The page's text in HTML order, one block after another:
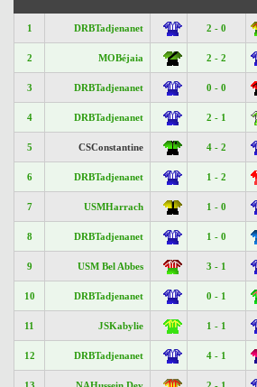
1 DRBTadjenanet 2 - 0
2 MOBéjaia 2 - 2
3 DRBTadjenanet 0 - 0
4 DRBTadjenanet 2 - 1
5 CSConstantine 4 - 2
6 DRBTadjenanet 1 - 2
7 USMHarrach 1 - 0
8 DRBTadjenanet 1 - 0
9 USM Bel Abbes 3 - 1
10 DRBTadjenanet 0 - 1
11 JSKabylie 1 - 1
12 DRBTadjenanet 4 - 1